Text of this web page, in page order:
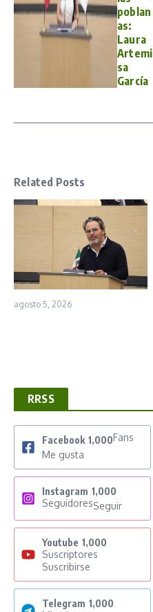
poblan
as:
Laura
Artemi
sa
García
Related Posts
agosto 5, 2026
RRSS
Facebook 1,000Fans
Me gusta
Instagram 1,000
SeguidoresSeguir
Youtube 1,000
Suscriptores
Suscribirse
Telegram 1,000